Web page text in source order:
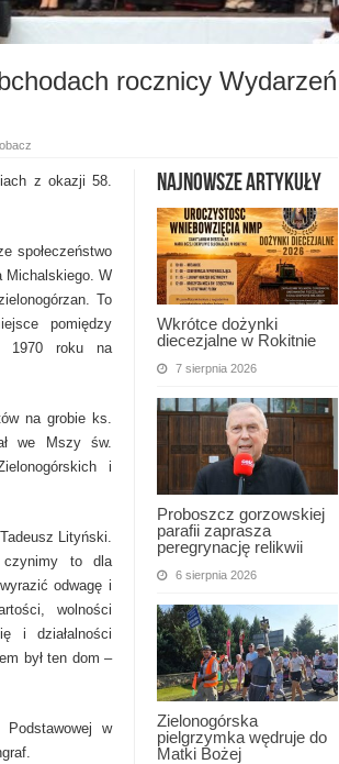
rocznicy Wydarzeń
Najnowsze artykuły
Wkrótce dożynki
diecezjalne w Rokitnie
7 sierpnia 2026
Proboszcz gorzowskiej
parafii zaprasza
peregrynację relikwii
6 sierpnia 2026
Zielonogórska
pielgrzymka wędruje do
Matki Bożej
z okazji 58.
społeczeństwo
Michalskiego. W
To
pomiędzy
1970 roku na
na grobie ks.
we Mszy św.
i
Lityński.
to dla
odwagę i
wolności
i działalności
był ten dom –
w